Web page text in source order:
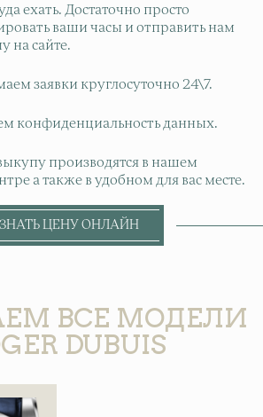
ехать. Достаточно просто
ваши часы и отправить нам
на сайте.
заявки круглосуточно 24\7.
конфиденциальность данных.
производятся в нашем
а также в удобном для вас месте.
ЦЕНУ ОНЛАЙН
ВСЕ МОДЕЛИ
DUBUIS